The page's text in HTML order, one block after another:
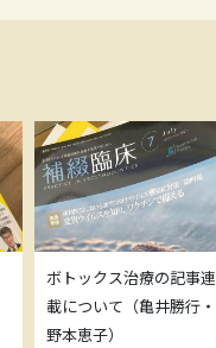
ボトックス治療の記事連
載について（亀井勝行・
野本恵子）